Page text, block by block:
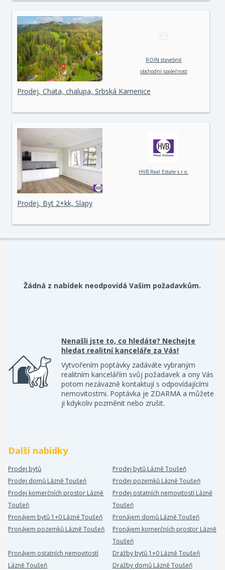
ROIN stavebně
obchodní společnost
Prodej, Chata, chalupa, Srbská Kamenice
HVB Real Estate s.r.o.
Prodej, Byt 2+kk, Slapy
Žádná z nabídek neodpovídá Vašim požadavkům.
Nenašli jste to, co hledáte? Nechejte
hledat realitní kanceláře za Vás!
Vytvořením poptávky zadáváte vybraným
realitním kancelářím svůj požadavek a ony Vás
potom nezávazně kontaktují s odpovídajícími
nemovitostmi. Poptávka je ZDARMA a můžete
ji kdykoliv pozměnit nebo zrušit.
Další nabídky
Prodej bytů
Prodej bytů Lázně Toušeň
Prodej domů Lázně Toušeň
Prodej pozemků Lázně Toušeň
Prodej komerčních prostor Lázně
Toušeň
Prodej ostatních nemovitostí Lázně
Toušeň
Pronájem bytů 1+0 Lázně Toušeň
Pronájem domů Lázně Toušeň
Pronájem pozemků Lázně Toušeň
Pronájem komerčních prostor Lázně
Toušeň
Pronájem ostatních nemovitostí
Lázně Toušeň
Dražby bytů 1+0 Lázně Toušeň
Dražby domů Lázně Toušeň